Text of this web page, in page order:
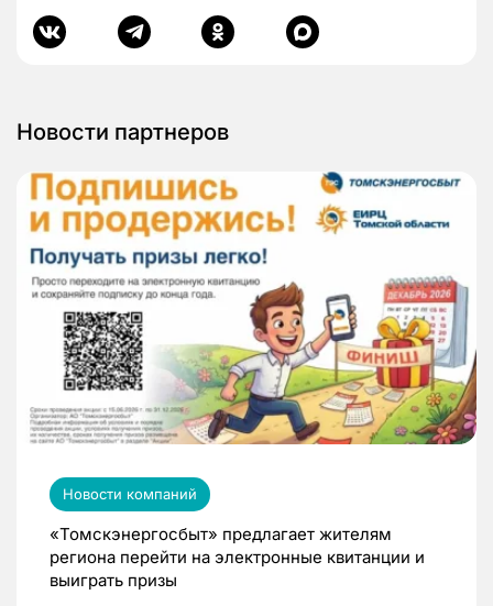
Новости партнеров
Новости компаний
«Томскэнергосбыт» предлагает жителям
региона перейти на электронные квитанции и
выиграть призы